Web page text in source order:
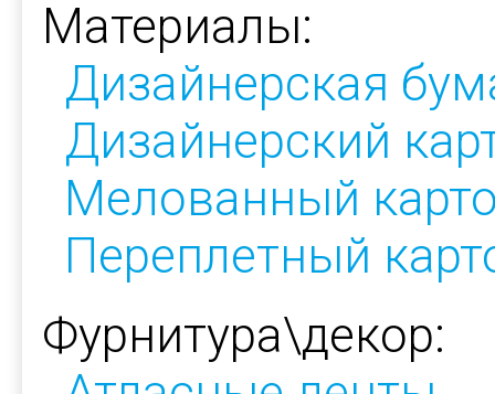
Материалы:
Дизайнерская
Дизайнерский
Мелованный
Переплетный
Фурнитура\декор: